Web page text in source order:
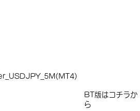
​​​BT版はコチラか
ら